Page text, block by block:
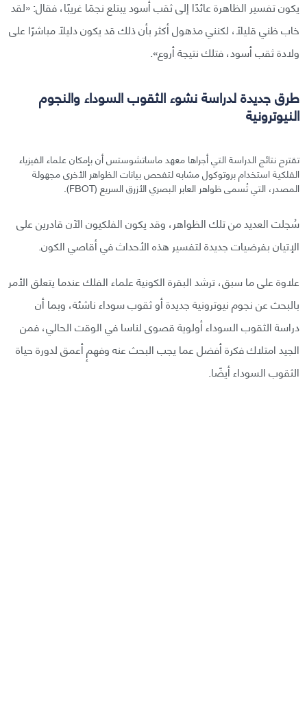
يكون تفسير الظاهرة عائدًا إلى ثقب أسود يبتلع نجمًا غريبًا، فقال: «لقد
خاب ظني قليلًا، لكنني مذهول أكثر بأن ذلك قد يكون دليلًا مباشرًا على
ولادة ثقب أسود، فتلك نتيجة أروع».
طرق جديدة لدراسة نشوء الثقوب السوداء والنجوم
النيوترونية
تقترح نتائج الدراسة التي أجراها معهد ماساتشوستس أن بإمكان علماء الفيزياء
الفلكية استخدام بروتوكول مشابه لتفحص بيانات الظواهر الأخرى مجهولة
المصدر، التي تُسمى ظواهر العابر البصري الأزرق السريع (FBOT).
سُجلت العديد من تلك الظواهر، وقد يكون الفلكيون الآن قادرين على
الإتيان بفرضيات جديدة لتفسير هذه الأحداث في أقاصي الكون.
علاوة على ما سبق، ترشد البقرة الكونية علماء الفلك عندما يتعلق الأمر
بالبحث عن نجوم نيوترونية جديدة أو ثقوب سوداء ناشئة، وبما أن
دراسة الثقوب السوداء أولوية قصوى لناسا في الوقت الحالي، فمن
الجيد امتلاك فكرة أفضل عما يجب البحث عنه وفهمٕ أعمق لدورة حياة
الثقوب السوداء أيضًا.